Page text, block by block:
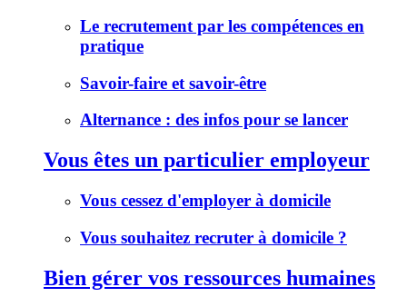
Le recrutement par les compétences en
pratique
Savoir-faire et savoir-être
Alternance : des infos pour se lancer
Vous êtes un particulier employeur
Vous cessez d'employer à domicile
Vous souhaitez recruter à domicile ?
Bien gérer vos ressources humaines